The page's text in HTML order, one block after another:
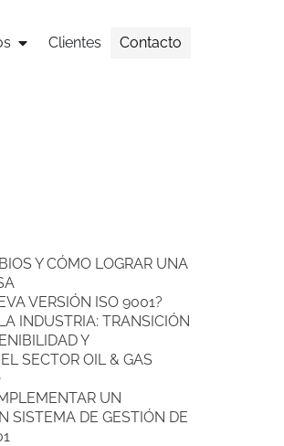
Clientes Contacto
Y CÓMO LOGRAR UNA
VERSIÓN ISO 9001?
INDUSTRIA: TRANSICIÓN
Y
SECTOR OIL & GAS
UN
SISTEMA DE GESTIÓN DE